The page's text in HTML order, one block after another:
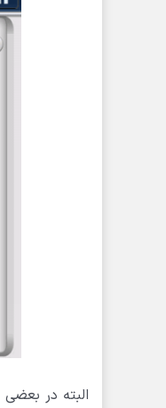
البته در